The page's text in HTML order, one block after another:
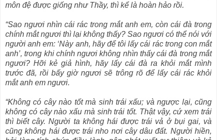
môn đệ được giống như Thầy, thì kể là hoàn hảo rồi.
“Sao ngươi nhìn cái rác trong mắt anh em, còn cái đà trong
chính mắt ngươi thì lại không thấy? Sao ngươi có thể nói với
người anh em: ‘Này anh, hãy để tôi lấy cái rác trong con mắt
anh’, trong khi chính ngươi không nhìn thấy cái đà trong mắt
ngươi? Hỡi kẻ giả hình, hãy lấy cái đà ra khỏi mắt mình
trước đã, rồi bấy giờ ngươi sẽ trông rõ để lấy cái rác khỏi
mắt anh em ngươi.
“Không có cây nào tốt mà sinh trái xấu; và ngược lại, cũng
không có cây nào xấu mà sinh trái tốt. Thật vậy, cứ xem trái
thì biết cây. Người ta không hái được trái vả ở bụi gai, và
cũng không hái được trái nho nơi cây dâu đất. Người hiền,